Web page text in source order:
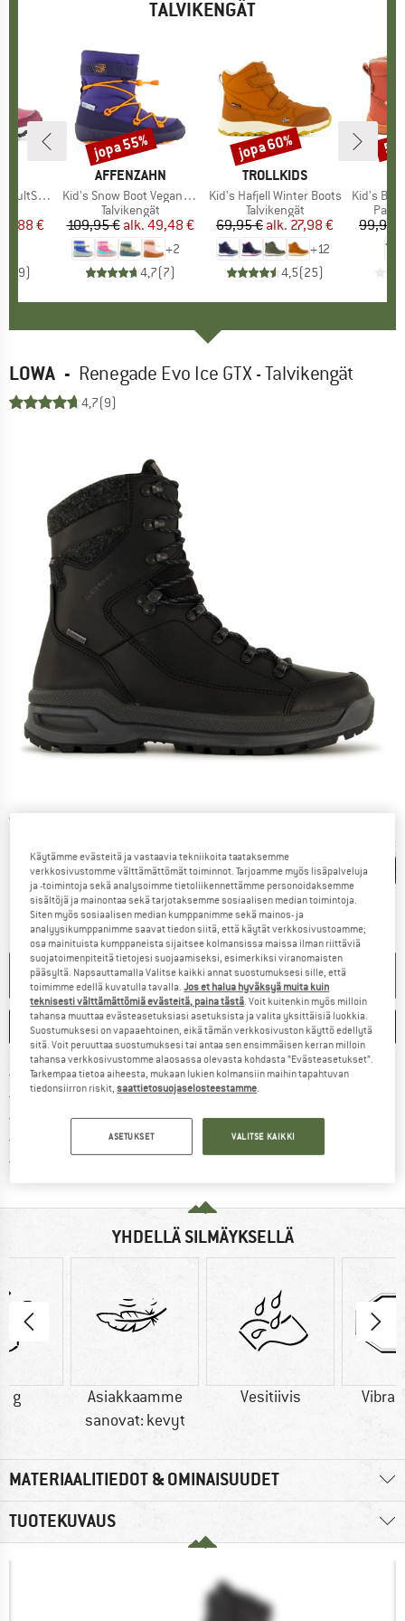
TALVIKENGÄT
WP Boots
hinta
27,88 €
9)
MERKKI
AFFENZAHN
Tuote
Kid's Snow Boot Vegan Snowy
Tuoteryhmä
Talvikengät
Hinta
109,95 € Alennettu hinta
alk. 49,48 €
+2
4,7(7)
Alennus
jopa 55%
MERKKI
TROLLKIDS
Tuote
Kid's Hafjell Winter Boots
Tuoteryhmä
Talvikengät
Hinta
69,95 € Alennettu hinta
alk. 27,98 €
+12
4,5(25)
Alennus
jopa 60%
Tuote
Kid's
99,95 €
LOWA - Renegade Evo Ice GTX - Talvikengät
4,7(9)
Yksityiskohtaiset tiedot
EI ENÄÄ TOIMITETTAVISSA
MERKITSE VERTAILE
Lähetyskuluitta alk. 69 € (FI)Löydä toimitustiedot täältä!
100 päivän palautusoikeusSiirry palautusoikeuteen täältä
> 4 000 000 tyytyväistä asiakasta
Kaikki tuotteet varastossa
Meillä on Trustpilot -sertifiointi - lue lisää tästä!
YHDELLÄ SILMÄYKSELLÄ
g
Asiakkaamme
sanovat: kevyt
Vesitiivis
MATERIAALITIEDOT & OMINAISUUDET
TUOTEKUVAUS
Käytämme evästeitä ja vastaavia tekniikoita taataksemme
verkkosivustomme välttämättömät toiminnot. Tarjoamme myös lisäpalveluja
ja -toimintoja sekä analysoimme tietoliikennettämme personoidaksemme
sisältöjä ja mainontaa sekä tarjotaksemme sosiaalisen median toimintoja.
Siten myös sosiaalisen median kumppanimme sekä mainos- ja
analyysikumppanimme saavat tiedon siitä, että käytät verkkosivustoamme;
osa mainituista kumppaneista sijaitsee kolmansissa maissa ilman riittäviä
suojatoimenpiteitä tietojesi suojaamiseksi, esimerkiksi viranomaisten
pääsyltä. Napsauttamalla Valitse kaikki annat suostumuksesi sille, että
toimimme edellä kuvatulla tavalla.Jos et halua hyväksyä muita kuin
teknisesti välttämättömiä evästeitä, paina tästä . Voit kuitenkin myös milloin
tahansa muuttaa evästeasetuksiasi asetuksista ja valita yksittäisiä luokkia.
Suostumuksesi on vapaaehtoinen, eikä tämän verkkosivuston käyttö edellytä
sitä. Voit peruuttaa suostumuksesi tai antaa sen ensimmäisen kerran milloin
tahansa verkkosivustomme alaosassa olevasta kohdasta ”Evästeasetukset”.
Tarkempaa tietoa aiheesta, mukaan lukien kolmansiin maihin tapahtuvan
tiedonsiirron riskit,saattietosuojaselosteestamme
ASETUKSET VALITSE KAIKKI